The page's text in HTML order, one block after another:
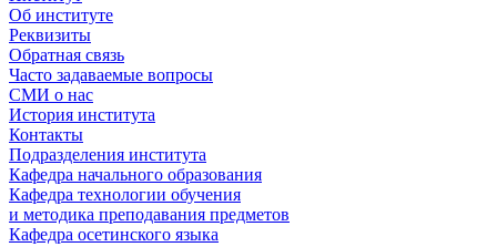
Об институте
Реквизиты
Обратная связь
Часто задаваемые вопросы
СМИ о нас
История института
Контакты
Подразделения института
Кафедра начального образования
Кафедра технологии обучения
и методика преподавания предметов
Кафедра осетинского языка